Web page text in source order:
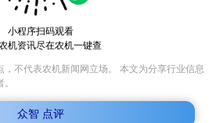
小程序扫码观看
机资讯尽在农机一键查
，不代表农机新闻网立场。 本文为分享行业信息
众智 点评